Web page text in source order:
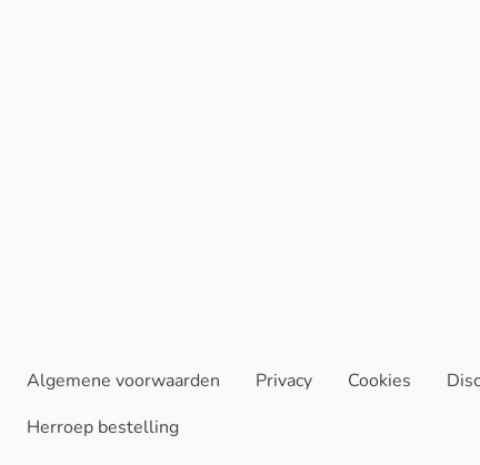
Algemene voorwaarden Privacy Cookies
Herroep bestelling